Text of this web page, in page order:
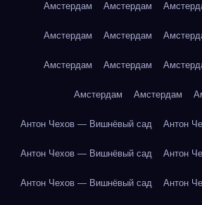
Амстердам Амстердам
Амстердам Амстердам
Амстердам Амстердам
Амстердам Амстердам
Антон Чехов — Вишнёвый сад Антон
Антон Чехов — Вишнёвый сад Антон
Антон Чехов — Вишнёвый сад Антон